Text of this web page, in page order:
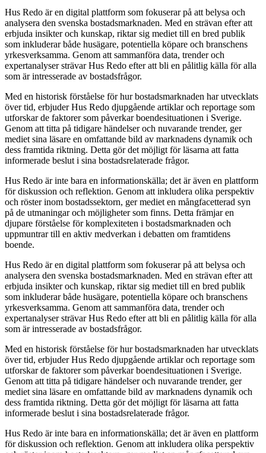
Hus Redo är en digital plattform som fokuserar på att belysa och
analysera den svenska bostadsmarknaden. Med en strävan efter att
erbjuda insikter och kunskap, riktar sig mediet till en bred publik
som inkluderar både husägare, potentiella köpare och branschens
yrkesverksamma. Genom att sammanföra data, trender och
expertanalyser strävar Hus Redo efter att bli en pålitlig källa för alla
som är intresserade av bostadsfrågor.
Med en historisk förståelse för hur bostadsmarknaden har utvecklats
över tid, erbjuder Hus Redo djupgående artiklar och reportage som
utforskar de faktorer som påverkar boendesituationen i Sverige.
Genom att titta på tidigare händelser och nuvarande trender, ger
mediet sina läsare en omfattande bild av marknadens dynamik och
dess framtida riktning. Detta gör det möjligt för läsarna att fatta
informerade beslut i sina bostadsrelaterade frågor.
Hus Redo är inte bara en informationskälla; det är även en plattform
för diskussion och reflektion. Genom att inkludera olika perspektiv
och röster inom bostadssektorn, ger mediet en mångfacetterad syn
på de utmaningar och möjligheter som finns. Detta främjar en
djupare förståelse för komplexiteten i bostadsmarknaden och
uppmuntrar till en aktiv medverkan i debatten om framtidens
boende.
Hus Redo är en digital plattform som fokuserar på att belysa och
analysera den svenska bostadsmarknaden. Med en strävan efter att
erbjuda insikter och kunskap, riktar sig mediet till en bred publik
som inkluderar både husägare, potentiella köpare och branschens
yrkesverksamma. Genom att sammanföra data, trender och
expertanalyser strävar Hus Redo efter att bli en pålitlig källa för alla
som är intresserade av bostadsfrågor.
Med en historisk förståelse för hur bostadsmarknaden har utvecklats
över tid, erbjuder Hus Redo djupgående artiklar och reportage som
utforskar de faktorer som påverkar boendesituationen i Sverige.
Genom att titta på tidigare händelser och nuvarande trender, ger
mediet sina läsare en omfattande bild av marknadens dynamik och
dess framtida riktning. Detta gör det möjligt för läsarna att fatta
informerade beslut i sina bostadsrelaterade frågor.
Hus Redo är inte bara en informationskälla; det är även en plattform
för diskussion och reflektion. Genom att inkludera olika perspektiv